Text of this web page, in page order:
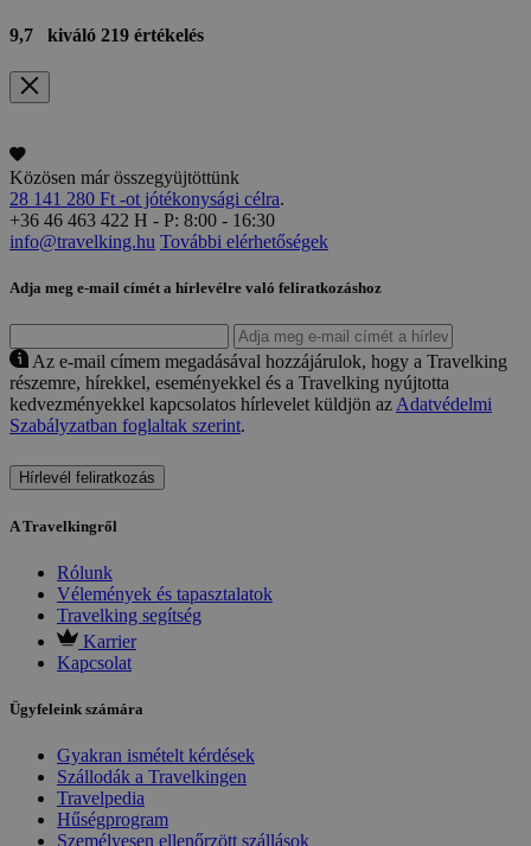
9,7 kiváló 219 értékelés
Közösen már összegyüjtöttünk
28 141 280 Ft -ot jótékonysági célra.
+36 46 463 422 H - P: 8:00 - 16:30
info@travelking.hu További elérhetőségek
Adja meg e-mail címét a hírlevélre való feliratkozáshoz
Az e-mail címem megadásával hozzájárulok, hogy a Travelking
részemre, hírekkel, eseményekkel és a Travelking nyújtotta
kedvezményekkel kapcsolatos hírlevelet küldjön az Adatvédelmi
Szabályzatban foglaltak szerint.
Hírlevél feliratkozás
A Travelkingről
Rólunk
Vélemények és tapasztalatok
Travelking segítség
Karrier
Kapcsolat
Ügyfeleink számára
Gyakran ismételt kérdések
Szállodák a Travelkingen
Travelpedia
Hűségprogram
Személyesen ellenőrzött szállások